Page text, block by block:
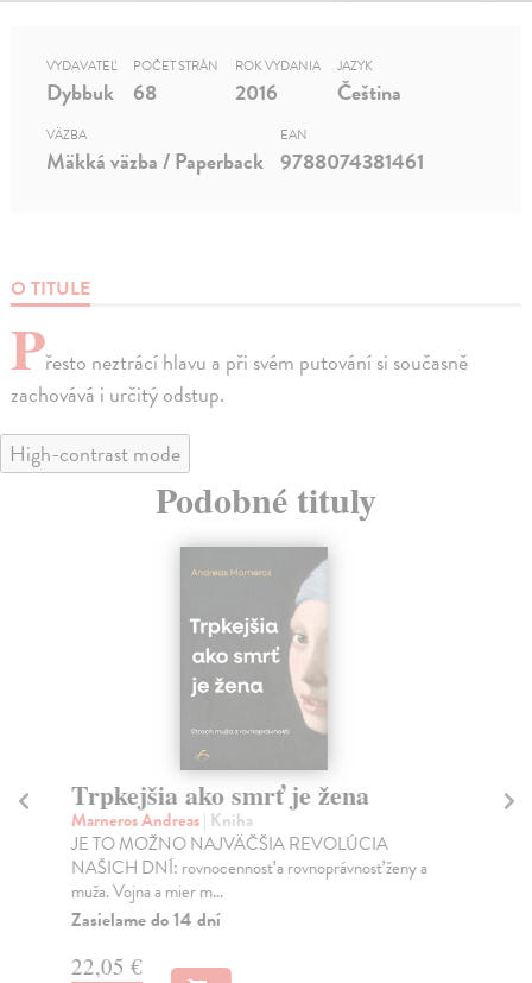
O TITULE
Přesto neztrácí hlavu a při svém putování si současně
zachovává i určitý odstup.
VYDAVATEĽ
Dybbuk
POČET STRÁN
68
ROK VYDANIA
2016
JAZYK
Čeština
VÄZBA
Mäkká väzba / Paperback
EAN
9788074381461
High-contrast mode
Podobné tituly
Trpkejšia ako smrť je žena
Marneros Andreas| Kniha
JE TO MOŽNO NAJVÄČŠIA REVOLÚCIA
NAŠICH DNÍ: rovnocennosť a rovnoprávnosť ženy a
muža. Vojna a mier m...
Zasielame do 14 dní
22,05 €